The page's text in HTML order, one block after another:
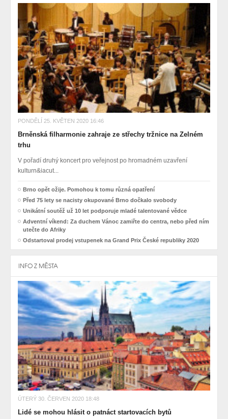
PONDĚLÍ 25. KVĚTEN 2020 16:46
Brněnská filharmonie zahraje ze střechy tržnice na Zelném
trhu
V pořadí druhý koncert pro veřejnost po hromadném uzavření
kulturn&iacut...
Brno opět ožije. Pomohou k tomu různá opatření
Před 75 lety se nacisty okupované Brno dočkalo svobody
Unikátní soutěž už 10 let podporuje mladé talentované vědce
Adventní víkend: Za duchem Vánoc zamiřte do centra, nebo před ním
utečte do Afriky
Odstartoval prodej vstupenek na Grand Prix České republiky 2020
INFO Z MĚSTA
ÚTERÝ 30. ČERVEN 2020 18:48
Lidé se mohou hlásit o patnáct startovacích bytů